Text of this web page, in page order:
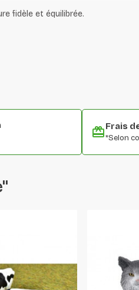
fidèle et équilibrée.
Frais
*Selon